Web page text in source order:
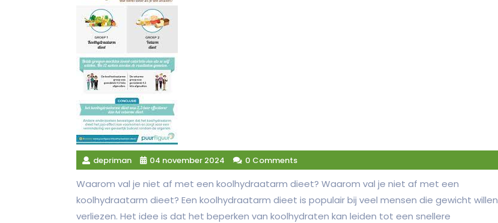
depriman 04 november 2024 0 Comments
Waarom val je niet af met een koolhydraatarm dieet? Waarom val je niet af met een
koolhydraatarm dieet? Een koolhydraatarm dieet is populair bij veel mensen die gewicht willen
verliezen. Het idee is dat het beperken van koolhydraten kan leiden tot een snellere